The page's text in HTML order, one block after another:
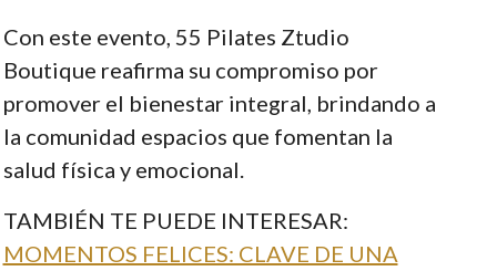
Con este evento, 55 Pilates Ztudio
Boutique reafirma su compromiso por
promover el bienestar integral, brindando a
la comunidad espacios que fomentan la
salud física y emocional.
TAMBIÉN TE PUEDE INTERESAR:
MOMENTOS FELICES: CLAVE DE UNA